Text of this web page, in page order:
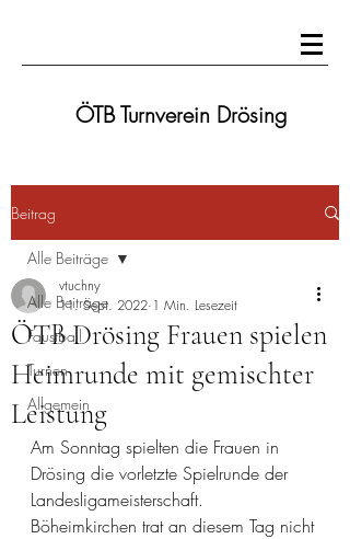
ÖTB Turnverein Drösing
Beitrag
Alle Beiträge
Faustball
Turnen
Allgemein
Alle Beiträge
ÖTB Drösing Frauen spielen
Heimrunde mit gemischter
Leistung
vtuchny
11. Sept. 2022 1 Min. Lesezeit
Am Sonntag spielten die Frauen in
Drösing die vorletzte Spielrunde der
Landesligameisterschaft.
Böheimkirchen trat an diesem Tag nicht